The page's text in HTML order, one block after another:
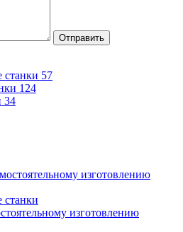
Отправить
станки 57
124
34
станки
изготовлению